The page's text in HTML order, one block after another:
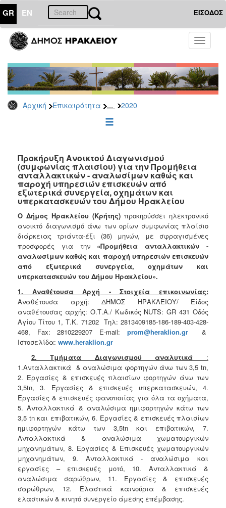
GR EN ΕΙΣΟΔΟΣ
Toggle
Αρχική Επικαιρότητα ... 2020
ΕΠΙΚΑΙΡΟΤΗΤΑ
-
Δημοπρασίες
Αρχείο
2026
2022
2021
2020
2019
2018
2017
2016
2015
2013
ΔΗΜΟΤΗΣ
ΕΠΙΣΚΕΠΤΗΣ
ΗΡΑΚΛΕΙΟ
Προκήρυξη Ανοικτού Διαγωνισμού
(συμφωνίας πλαισίου) για την Προμήθεια
ανταλλακτικών - αναλωσίμων καθώς και
παροχή υπηρεσιών επισκευών από
εξωτερικά συνεργεία, οχημάτων και
υπερκατασκευών του Δήμου Ηρακλείου
Ο Δήμος Ηρακλείου (Κρήτης) προκηρύσσει ηλεκτρονικό
ανοικτό διαγωνισμό άνω των ορίων συμφωνίας πλαίσιο
διάρκειας τριάντα-έξι (36) μηνών, με σφραγισμένες
προσφορές για την «Προμήθεια ανταλλακτικών -
αναλωσίμων καθώς και παροχή υπηρεσιών επισκευών
από εξωτερικά συνεργεία, οχημάτων και
υπερκατασκευών του Δήμου Ηρακλείου».
1. Αναθέτουσα Αρχή - Στοιχεία επικοινωνίας:
Αναθέτουσα αρχή: ΔΗΜΟΣ ΗΡΑΚΛΕΙΟΥ/ Είδος
αναθέτουσας αρχής: Ο.Τ.Α./ Κωδικός NUTS: GR 431 Οδός
Αγίου Τίτου 1, Τ.Κ. 71202 Τηλ: 2813409185-186-189-403-428-
468, Fax: 2810229207 E-mail: prom@heraklion.gr&
Ιστοσελίδα: www.heraklion.gr
2. Τμήματα Διαγωνισμού αναλυτικά :
1.Ανταλλακτικά & αναλώσιμα φορτηγών άνω των 3,5 tn,
2. Εργασίες & επισκευές πλαισίων φορτηγών άνω των
3,5tn, 3. Εργασίες & επισκευές υπερκατασκευών, 4.
Εργασίες & επισκευές φανοποιίας για όλα τα οχήματα,
5. Ανταλλακτικά & αναλώσιμα ημιφορτηγών κάτω των
3,5 tn και επιβατικών, 6. Εργασίες & επισκευές πλαισίων
ημιφορτηγών κάτω των 3,5tn και επιβατικών, 7.
Ανταλλακτικά & αναλώσιμα χωματουργικών
μηχανημάτων, 8. Εργασίες & Επισκευές χωματουργικών
μηχανημάτων, 9. Ανταλλακτικά - αναλώσιμα και
εργασίες – επισκευές μοτό, 10. Ανταλλακτικά &
αναλώσιμα σαρώθρων, 11. Εργασίες & επισκευές
σαρώθρων, 12. Ελαστικά καινούρια & επισκευές
ελαστικών & κινητό συνεργείο άμεσης επέμβασης.